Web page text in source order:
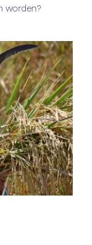
worden?